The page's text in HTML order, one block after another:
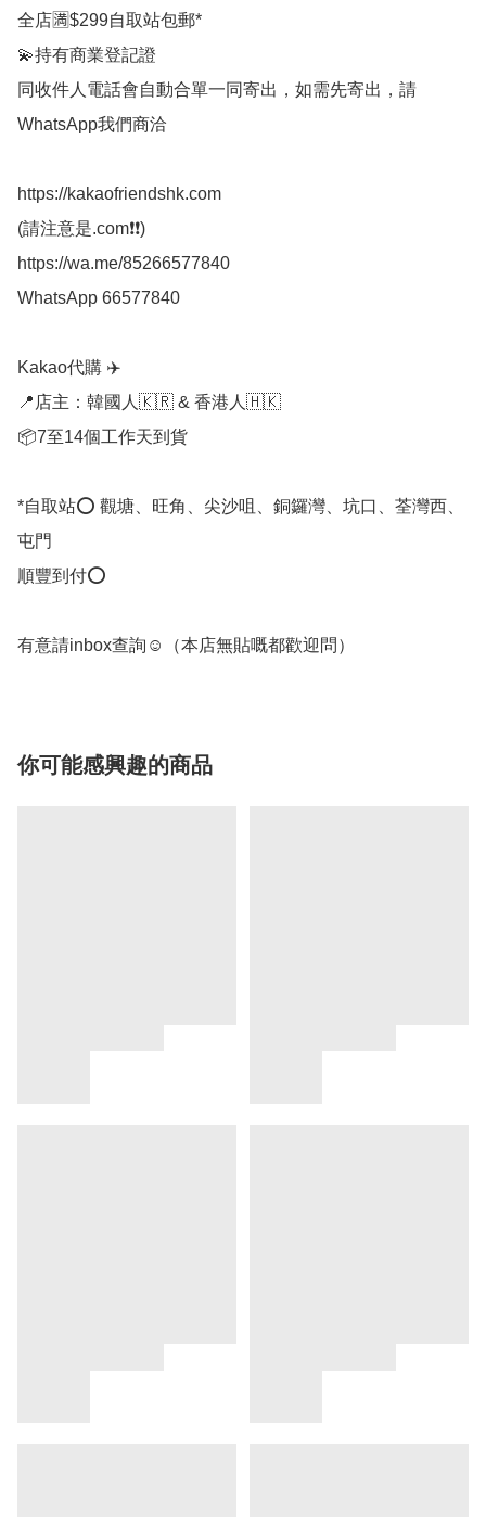
全店🈵$299自取站包郵*
💫持有商業登記證
同收件人電話會自動合單一同寄出，如需先寄出，請
WhatsApp我們商洽
https://kakaofriendshk.com
(請注意是.com❗❗)
https://wa.me/85266577840
WhatsApp 66577840
Kakao代購 ✈️
📍店主：韓國人🇰🇷 & 香港人🇭🇰
📦7至14個工作天到貨
*自取站⭕ 觀塘、旺角、尖沙咀、銅鑼灣、坑口、荃灣西、
屯門
順豐到付⭕
有意請inbox查詢☺️（本店無貼嘅都歡迎問）
你可能感興趣的商品